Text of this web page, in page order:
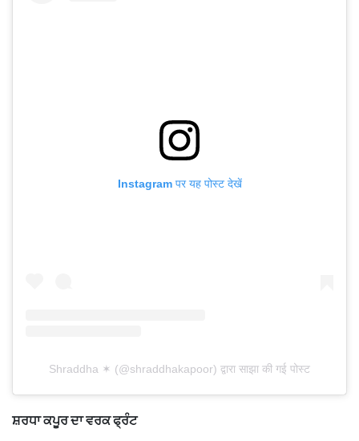
Instagram पर यह पोस्ट देखें
Shraddha ✶ (@shraddhakapoor) द्वारा साझा की गई पोस्ट
ਸ਼ਰਧਾ ਕਪੂਰ ਦਾ ਵਰਕ ਫ੍ਰੰਟ